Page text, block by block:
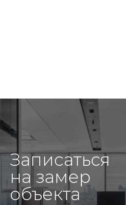
Записаться
на замер
объекта